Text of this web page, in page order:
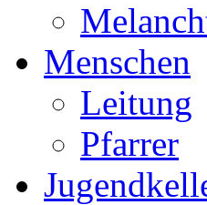
Menschen
Leitung
Pfarrer